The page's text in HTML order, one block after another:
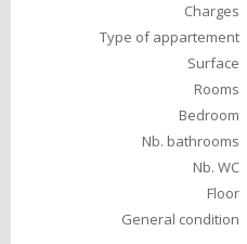
Charges
Type of appartement
Surface
Rooms
Bedroom
Nb. bathrooms
Nb. WC
Floor
General condition